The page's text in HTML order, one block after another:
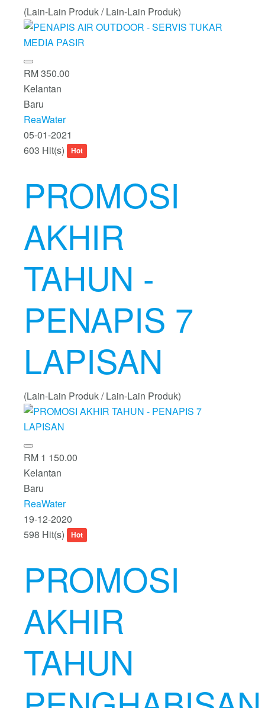
(Lain-Lain Produk / Lain-Lain Produk)
RM 350.00
Kelantan
Baru
ReaWater
05-01-2021
603 Hit(s)
Hot
PROMOSI
AKHIR
TAHUN -
PENAPIS 7
LAPISAN
(Lain-Lain Produk / Lain-Lain Produk)
RM 1 150.00
Kelantan
Baru
ReaWater
19-12-2020
598 Hit(s)
Hot
PROMOSI
AKHIR
TAHUN